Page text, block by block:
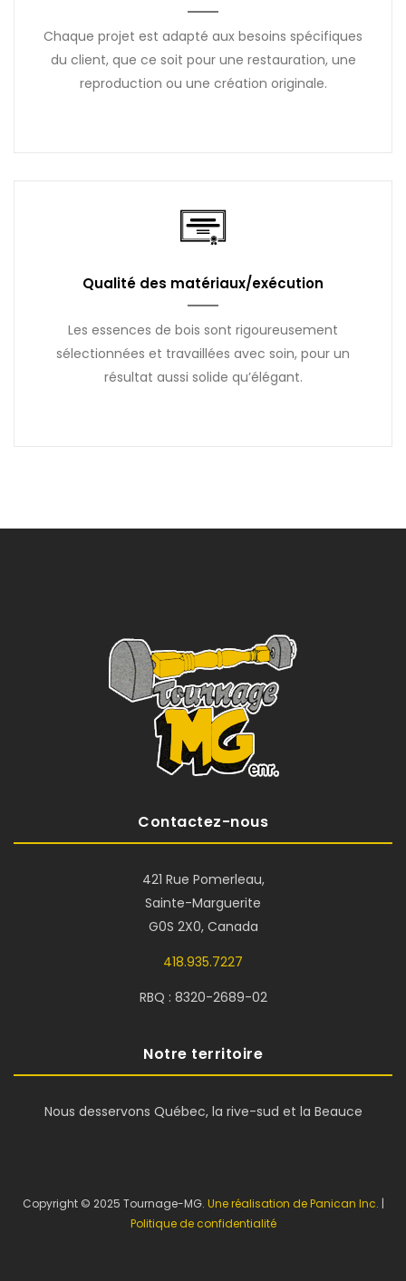
Chaque projet est adapté aux besoins spécifiques
du client, que ce soit pour une restauration, une
reproduction ou une création originale.
Qualité des matériaux/exécution
Les essences de bois sont rigoureusement
sélectionnées et travaillées avec soin, pour un
résultat aussi solide qu’élégant.
Contactez-nous
421 Rue Pomerleau,
Sainte-Marguerite
G0S 2X0, Canada
418.935.7227
RBQ : 8320-2689-02
Notre territoire
Nous desservons Québec, la rive-sud et la Beauce
Copyright © 2025 Tournage-MG. Une réalisation de Panican Inc. |
Politique de confidentialité